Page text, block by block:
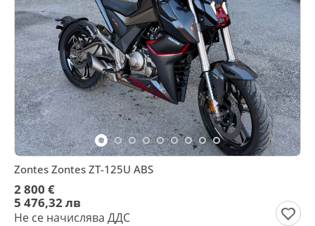
Zontes Zontes ZT-125U ABS
2 800 €
5 476,32 лв
Не се начислява ДДС